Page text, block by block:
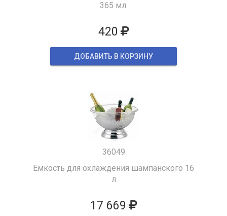
365 мл.
420
ДОБАВИТЬ В КОРЗИНУ
36049
Емкость для охлаждения шампанского 16
л
17 669